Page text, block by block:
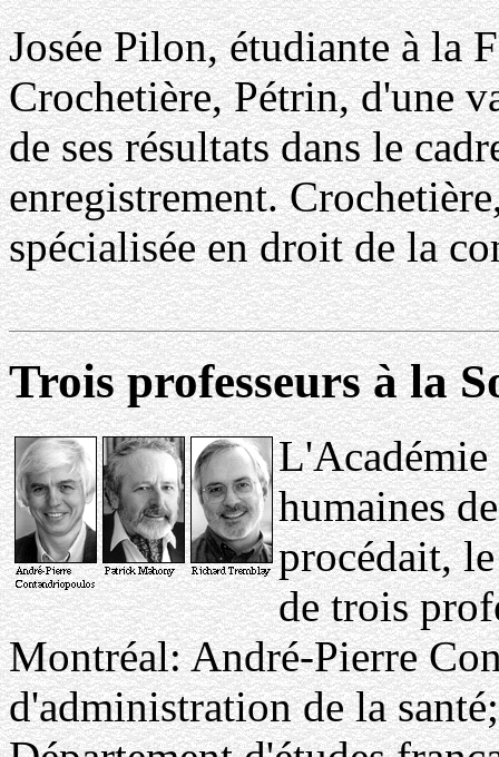
Josée Pilon, étudiante à la
Crochetière, Pétrin, d'une
de ses résultats dans le
enregistrement.
spécialisée en droit de la
Trois professeurs à la
L'Académie
humaines
procédait,
de trois
Montréal: André-Pierre
d'administration de la